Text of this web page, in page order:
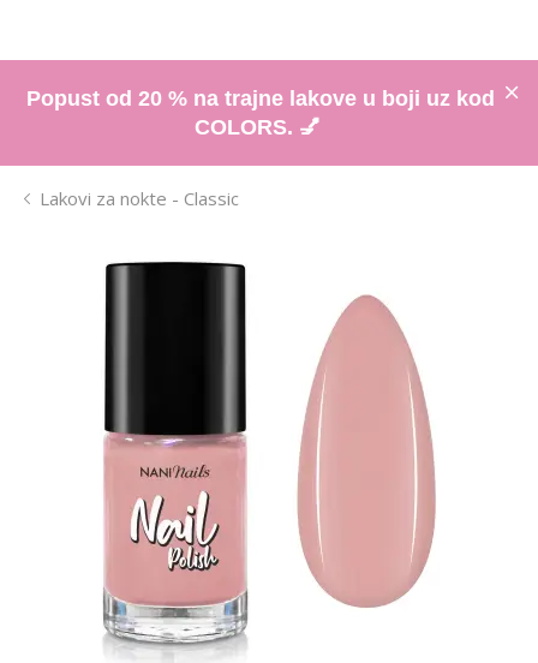
Popust od 20 % na trajne lakove u boji uz kod
COLORS. 💅
Lakovi za nokte - Classic